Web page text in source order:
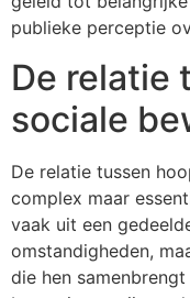
publieke perceptie
De relatie
sociale
De relatie tussen
complex maar
vaak uit een
omstandigheden,
die hen